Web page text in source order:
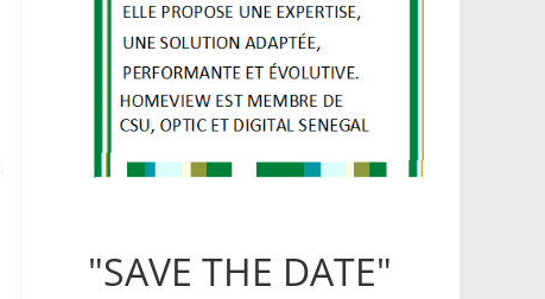
"SAVE THE DATE"